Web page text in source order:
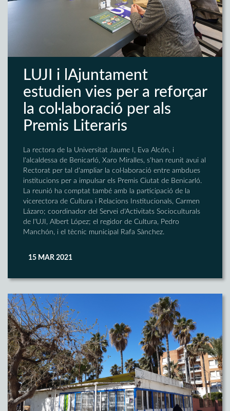
LUJI i lAjuntament
estudien vies per a reforçar
la col·laboració per als
Premis Literaris
La rectora de la Universitat Jaume I, Eva Alcón, i
l'alcaldessa de Benicarló, Xaro Miralles, s'han reunit avui al
Rectorat per tal d'ampliar la col·laboració entre ambdues
institucions per a impulsar els Premis Ciutat de Benicarló.
La reunió ha comptat també amb la participació de la
vicerectora de Cultura i Relacions Institucionals, Carmen
Lázaro; coordinador del Servei d'Activitats Socioculturals
de l'UJI, Albert López; el regidor de Cultura, Pedro
Manchón, i el tècnic municipal Rafa Sànchez.
15 MAR 2021